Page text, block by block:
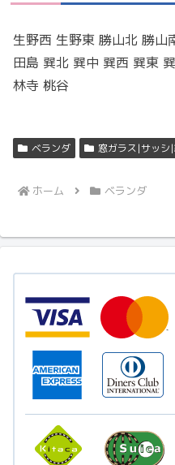
生野西 生野東 勝山北 勝山
田島 巽北 巽中 巽西 巽東
林寺 桃谷
ベランダ 窓ガラス|サッシ
ホーム ベランダ